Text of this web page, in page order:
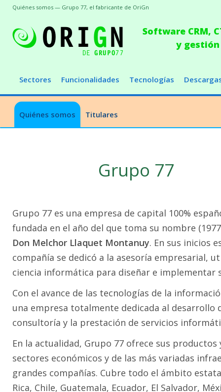
Software CRM,
y
Sectores Funcionalidades Tecnologías
Quiénes somos Titulares
Quiénes somos — Grupo 77, el fabricante de OriGn
Grupo 77
Grupo 77 es una empresa de capital 100%
fundada en el año del que toma su nombre
Don Melchor Llaquet Montanuy. En sus inicios
compañía se dedicó a la asesoría empresarial,
ciencia informática para diseñar e implementar
Con el avance de las tecnologías de la
una empresa totalmente dedicada al
consultoría y la prestación de servicios
En la actualidad, Grupo 77 ofrece sus
sectores económicos y de las más variadas
grandes compañías. Cubre todo el ámbito
Rica, Chile, Guatemala, Ecuador, El Salvador,